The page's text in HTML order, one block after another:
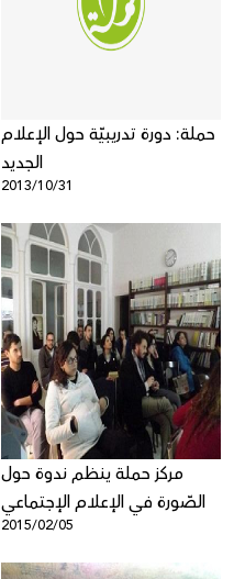
حملة: دورة تدريبيّة حول الإعلام
الجديد
2013/10/31
مركز حملة ينظم ندوة حول
الصّورة في الإعلام الإجتماعي
2015/02/05